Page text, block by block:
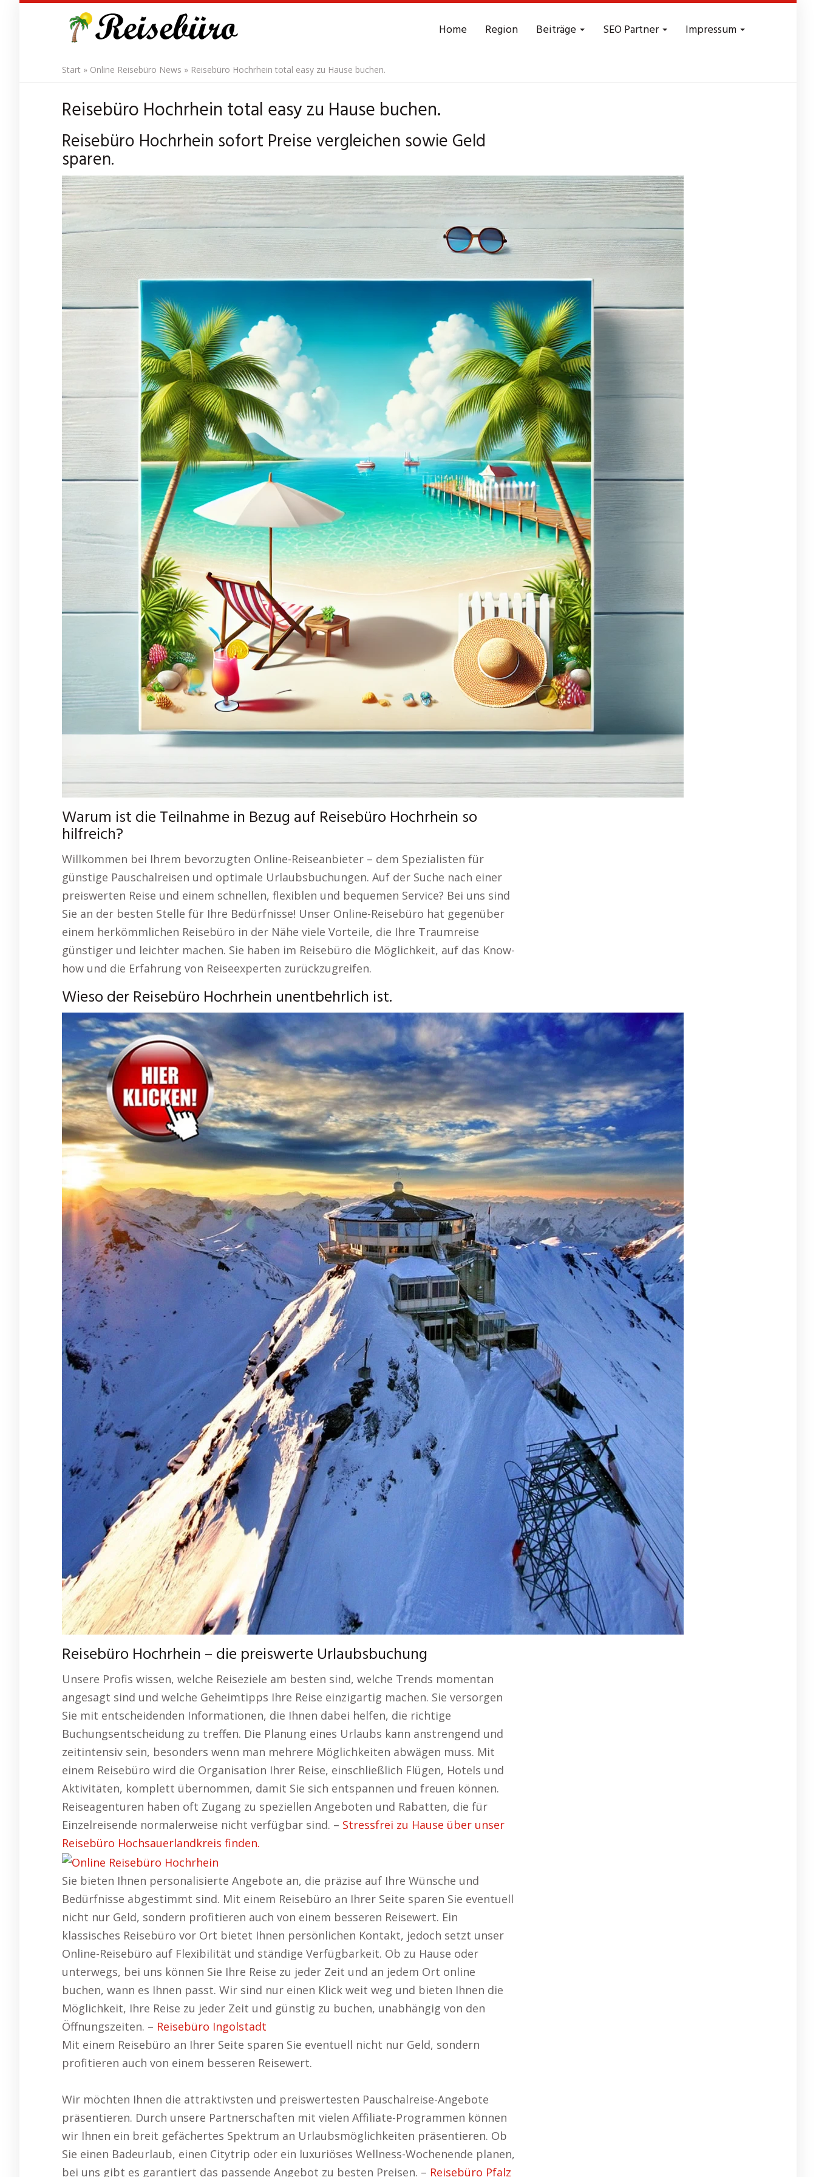
Home Region Beiträge SEO Partner Impressum
Start » Online Reisebüro News » Reisebüro Hochrhein total easy zu Hause buchen.
Reisebüro Hochrhein total easy zu Hause buchen.
Reisebüro Hochrhein sofort Preise vergleichen sowie Geld
sparen.
Warum ist die Teilnahme in Bezug auf Reisebüro Hochrhein so
hilfreich?
Willkommen bei Ihrem bevorzugten Online-Reiseanbieter – dem Spezialisten für
günstige Pauschalreisen und optimale Urlaubsbuchungen. Auf der Suche nach einer
preiswerten Reise und einem schnellen, flexiblen und bequemen Service? Bei uns sind
Sie an der besten Stelle für Ihre Bedürfnisse! Unser Online-Reisebüro hat gegenüber
einem herkömmlichen Reisebüro in der Nähe viele Vorteile, die Ihre Traumreise
günstiger und leichter machen. Sie haben im Reisebüro die Möglichkeit, auf das Know-
how und die Erfahrung von Reiseexperten zurückzugreifen.
Wieso der Reisebüro Hochrhein unentbehrlich ist.
Reisebüro Hochrhein – die preiswerte Urlaubsbuchung
Unsere Profis wissen, welche Reiseziele am besten sind, welche Trends momentan
angesagt sind und welche Geheimtipps Ihre Reise einzigartig machen. Sie versorgen
Sie mit entscheidenden Informationen, die Ihnen dabei helfen, die richtige
Buchungsentscheidung zu treffen. Die Planung eines Urlaubs kann anstrengend und
zeitintensiv sein, besonders wenn man mehrere Möglichkeiten abwägen muss. Mit
einem Reisebüro wird die Organisation Ihrer Reise, einschließlich Flügen, Hotels und
Aktivitäten, komplett übernommen, damit Sie sich entspannen und freuen können.
Reiseagenturen haben oft Zugang zu speziellen Angeboten und Rabatten, die für
Einzelreisende normalerweise nicht verfügbar sind. – Stressfrei zu Hause über unser
Reisebüro Hochsauerlandkreis finden.
Sie bieten Ihnen personalisierte Angebote an, die präzise auf Ihre Wünsche und
Bedürfnisse abgestimmt sind. Mit einem Reisebüro an Ihrer Seite sparen Sie eventuell
nicht nur Geld, sondern profitieren auch von einem besseren Reisewert. Ein
klassisches Reisebüro vor Ort bietet Ihnen persönlichen Kontakt, jedoch setzt unser
Online-Reisebüro auf Flexibilität und ständige Verfügbarkeit. Ob zu Hause oder
unterwegs, bei uns können Sie Ihre Reise zu jeder Zeit und an jedem Ort online
buchen, wann es Ihnen passt. Wir sind nur einen Klick weit weg und bieten Ihnen die
Möglichkeit, Ihre Reise zu jeder Zeit und günstig zu buchen, unabhängig von den
Öffnungszeiten. – Reisebüro Ingolstadt
Mit einem Reisebüro an Ihrer Seite sparen Sie eventuell nicht nur Geld, sondern
profitieren auch von einem besseren Reisewert.
Wir möchten Ihnen die attraktivsten und preiswertesten Pauschalreise-Angebote
präsentieren. Durch unsere Partnerschaften mit vielen Affiliate-Programmen können
wir Ihnen ein breit gefächertes Spektrum an Urlaubsmöglichkeiten präsentieren. Ob
Sie einen Badeurlaub, einen Citytrip oder ein luxuriöses Wellness-Wochenende planen,
bei uns gibt es garantiert das passende Angebot zu besten Preisen. – Reisebüro Pfalz